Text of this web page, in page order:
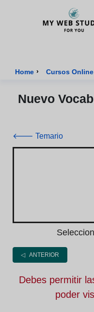
Home › Cursos
Nuevo
🡐 Temario
◁ ANTERIOR
Debes permitir
poder